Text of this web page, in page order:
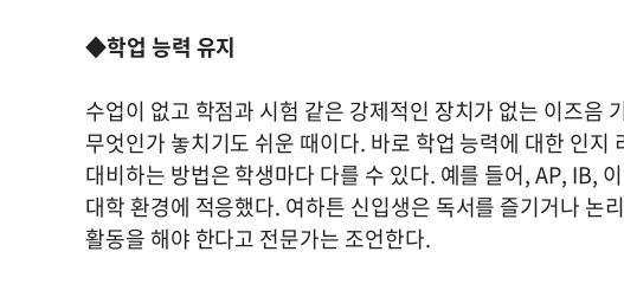
◆학업 능력 유지
수업이 없고 학점과 시험 같은 강제적인 장치가 없는 이즈음
무엇인가 놓치기도 쉬운 때이다. 바로 학업 능력에 대한 인지
대비하는 방법은 학생마다 다를 수 있다. 예를 들어, AP, IB,
대학 환경에 적응했다. 여하튼 신입생은 독서를 즐기거나 논
활동을 해야 한다고 전문가는 조언한다.